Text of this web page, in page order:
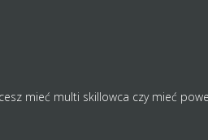
mieć multi skillowca czy mieć